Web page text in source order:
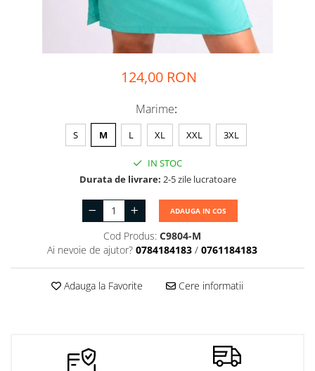
124,00 RON
Marime:
S M L XL XXL 3XL
IN STOC
Durata de livrare: 2-5 zile lucratoare
ADAUGA IN COS
Cod Produs: C9804-M
Ai nevoie de ajutor? 0784184183 / 0761184183
Adauga la Favorite Cere informatii